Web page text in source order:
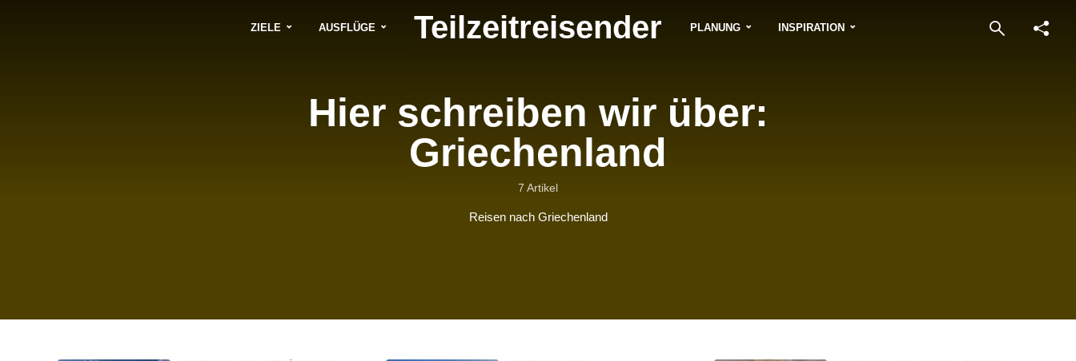
ZIELE AUSFLÜGE Teilzeitreisender PLANUNG INSPIRATION
Hier schreiben wir über:
Griechenland
7 Artikel
Reisen nach Griechenland